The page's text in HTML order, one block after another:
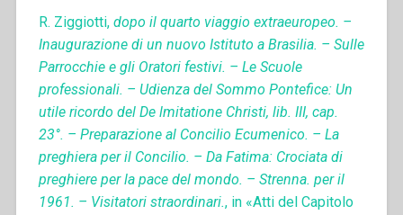
R. Ziggiotti,dopo il quarto viaggio extraeuropeo. –
Inaugurazione di un nuovo Istituto a Brasilia. – Sulle
Parrocchie e gli Oratori festivi. – Le Scuole
professionali. – Udienza del Sommo Pontefice: Un
utile ricordo del De lmitatione Christi, lib. III, cap.
23°. – Preparazione al Concilio Ecumenico. – La
preghiera per il Concilio. – Da Fatima: Crociata di
preghiere per la pace del mondo. – Strenna. per il
1961. – Visitatori straordinari., in «Atti del Capitolo